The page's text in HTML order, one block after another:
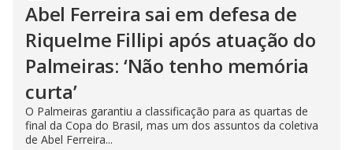
Abel Ferreira sai em defesa de
Riquelme Fillipi após atuação do
Palmeiras: ‘Não tenho memória
curta’
O Palmeiras garantiu a classificação para as quartas de
final da Copa do Brasil, mas um dos assuntos da coletiva
de Abel Ferreira...